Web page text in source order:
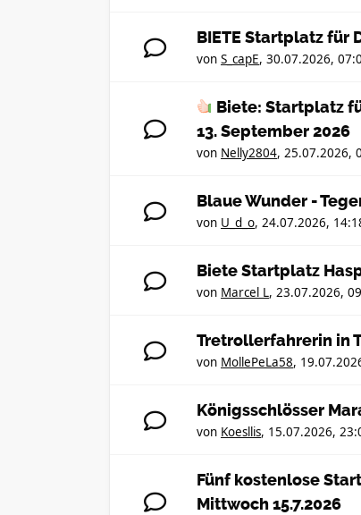
BIETE Startplatz für
von S_capE, 30.07.2026,
Biete: Startplatz
13. September 2026
von Nelly2804, 25.07.2026,
Blaue Wunder -
von U_d_o, 24.07.2026,
Biete Startplatz
von Marcel L, 23.07.2026,
Tretrollerfahrerin in
von MollePeLa58,
Königsschlösser
von Koesllis, 15.07.2026,
Fünf kostenlose
Mittwoch 15.7.2026